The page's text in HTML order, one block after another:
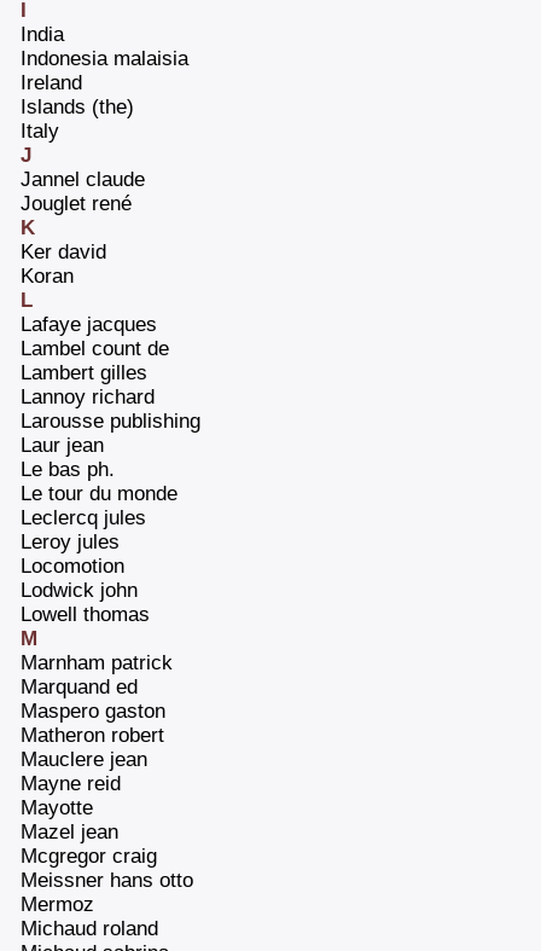
‎India‎
‎Indonesia malaisia‎
‎Ireland‎
Islands (the)
‎Italy‎
J
‎Jannel claude‎
‎Jouglet rené‎
K
‎Ker david‎
‎Koran‎
L
‎Lafaye jacques ‎
‎Lambel count de‎
‎Lambert gilles‎
‎Lannoy richard‎
‎Larousse publishing‎
‎Laur jean‎
‎Le bas ph.‎
‎Le tour du monde‎
‎Leclercq jules‎
‎Leroy jules‎
‎Locomotion‎
‎Lodwick john‎
‎Lowell thomas‎
M
‎Marnham patrick‎
‎Marquand ed‎
‎Maspero gaston‎
‎Matheron robert‎
‎Mauclere jean‎
‎Mayne reid‎
‎Mayotte‎
‎Mazel jean‎
‎Mcgregor craig‎
‎Meissner hans otto‎
‎Mermoz‎
‎Michaud roland‎